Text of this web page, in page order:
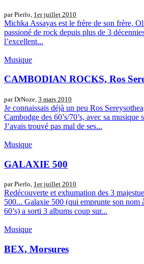
par Pierlo, 1er juillet 2010
Michka Assayas est le frère de son frère,
passioné de rock depuis plus de 3
l’excellent...
Musique
CAMBODIAN ROCKS, Ros
par DrNoze, 3 mars 2010
Je connaissais déjà un peu Ros
Cambodge des 60’s/70’s, avec sa musique
J’avais trouvé pas mal de ses...
Musique
GALAXIE 500
par Pierlo, 1er juillet 2010
Redécouverte et exhumation des 3
500... Galaxie 500 (qui emprunte son nom
60’s) a sorti 3 albums coup sur...
Musique
BEX, Morsures